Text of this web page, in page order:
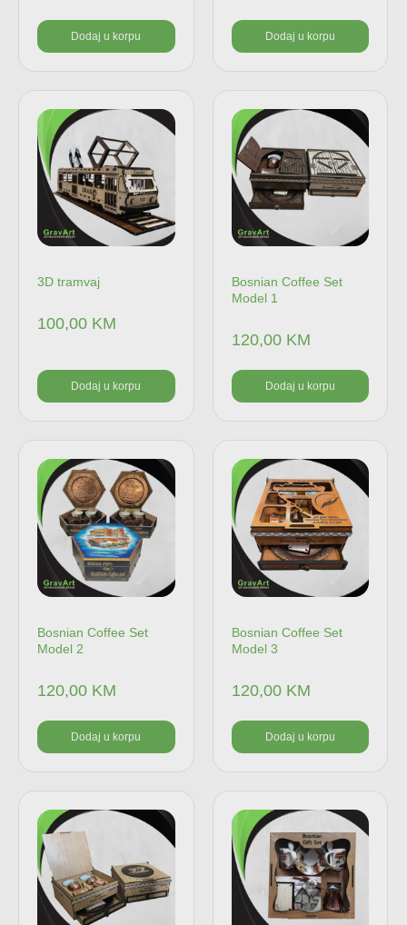
Dodaj u korpu Dodaj u korpu
3D tramvaj
100,00 KM
Dodaj u korpu
Bosnian Coffee Set
Model 1
120,00 KM
Dodaj u korpu
Bosnian Coffee Set
Model 2
120,00 KM
Dodaj u korpu
Bosnian Coffee Set
Model 3
120,00 KM
Dodaj u korpu